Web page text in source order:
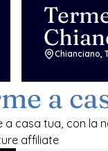
Chianciano,
a
casa tua, con la
affiliate